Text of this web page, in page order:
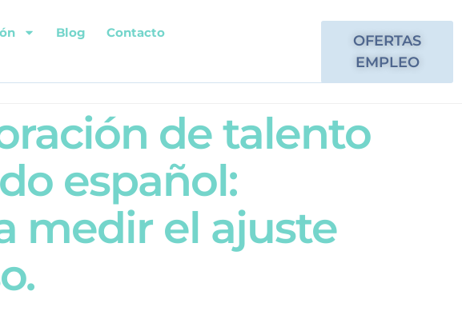
Blog Contacto
OFERTAS
EMPLEO
de talento
español:
medir el ajuste